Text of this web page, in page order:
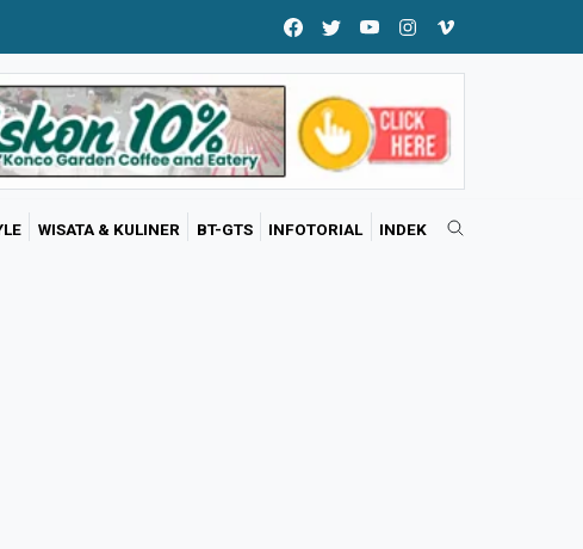
WISATA & KULINER BT-GTS INFOTORIAL INDEK